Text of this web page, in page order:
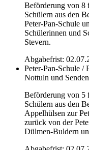
Beförderung von 8
Schülern aus den
Peter-Pan-Schule
Schülerinnen und
Stevern.
Abgabefrist:
Peter-Pan-Schule /
Nottuln und Senden
Beförderung von 5
Schülern aus den
Appelhülsen zur
zurück von der
Dülmen-Buldern